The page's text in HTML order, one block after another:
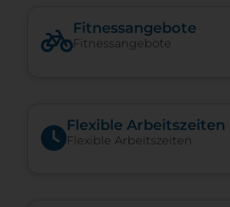
Fitnessangebote
Fitnessangebote
Flexible Arbeitszeiten
Flexible Arbeitszeiten